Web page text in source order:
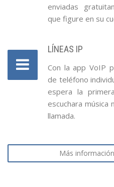
enviadas
que figure en su
LÍNEAS IP
Con la app VoIP
de teléfono
espera la
escuchara música
llamada.
Más información